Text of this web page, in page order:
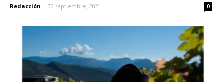
Redacción - 30 septiembre, 2021 0